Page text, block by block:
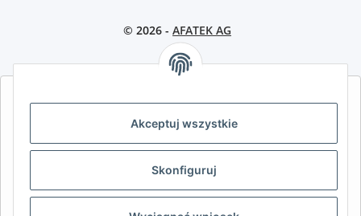
Akceptuj wszystkie
Skonfiguruj
© 2026 - AFATEK AG
AFATEK INTERNATIONAL – WYBIERZ REGION I JĘZYK | SELECT
DE AT CH (DE) CH (FR)
BE (NL) BE (FR)